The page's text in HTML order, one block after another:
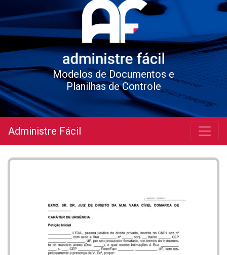
Modelos de Documentos e
Planilhas de Controle
Administre Fácil